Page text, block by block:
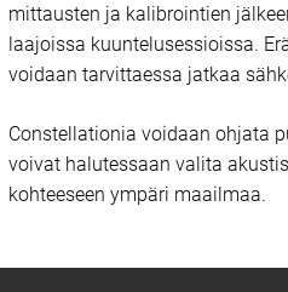
mittausten ja kalibrointien
laajoissa kuuntelusessioissa.
voidaan tarvittaessa jatkaa
Constellationia voidaan ohjata
voivat halutessaan valita
kohteeseen ympäri maailmaa.